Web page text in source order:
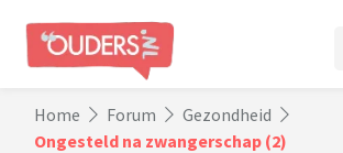
Home Forum
Gezondheid
Ongesteld na zwangerschap (2)